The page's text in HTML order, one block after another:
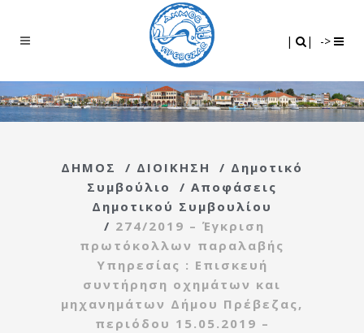
| | ->
ΔΗΜΟΣ / ΔΙΟΙΚΗΣΗ / Δημοτικό
Συμβούλιο
/ Αποφάσεις
Δημοτικού Συμβουλίου
/ 274/2019 – Έγκριση
πρωτόκολλων παραλαβής
Υπηρεσίας : Επισκευή
συντήρηση οχημάτων και
μηχανημάτων Δήμου Πρέβεζας,
περιόδου 15.05.2019 –